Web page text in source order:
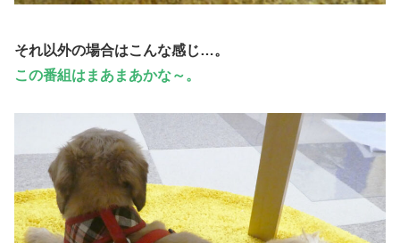
それ以外の場合はこんな感じ…。
この番組はまあまあかな～。